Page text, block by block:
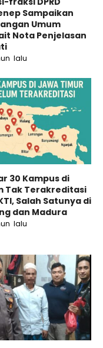
Sampaikan
Umum
Nota Penjelasan
lalu
30 Kampus di
Tak Terakreditasi
Salah Satunya di
dan Madura
lalu